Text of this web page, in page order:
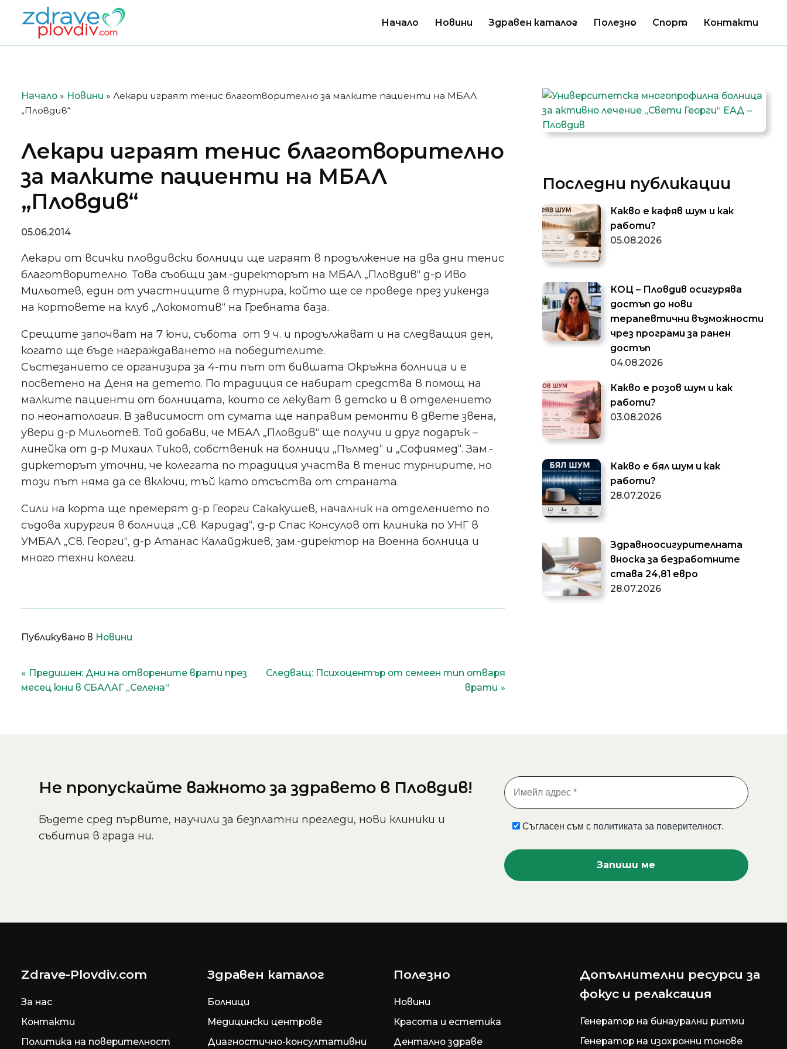
Преминете
към
съдържанието
Начало Новини Здравен каталог Полезно Спорт Контакти
Начало » Новини » Лекари играят тенис благотворително за малките пациенти на МБАЛ
„Пловдив“
Лекари играят тенис благотворително
за малките пациенти на МБАЛ
„Пловдив“
05.06.2014
Лекари от всички пловдивски болници ще играят в продължение на два дни тенис
благотворително. Това съобщи зам.-директорът на МБАЛ „Пловдив“ д-р Иво
Мильотев, един от участниците в турнира, който ще се проведе през уикенда
на кортовете на клуб „Локомотив“ на Гребната база.
Срещите започват на 7 юни, събота от 9 ч. и продължават и на следващия ден,
когато ще бъде награждаването на победителите.
Състезанието се организира за 4-ти път от бившата Окръжна болница и е
посветено на Деня на детето. По традиция се набират средства в помощ на
малките пациенти от болницата, които се лекуват в детско и в отделението
по неонатология. В зависимост от сумата ще направим ремонти в двете звена,
увери д-р Мильотев. Той добави, че МБАЛ „Пловдив“ ще получи и друг подарък –
линейка от д-р Михаил Тиков, собственик на болници „Пълмед“ и „Софиямед“. Зам.-
диркеторът уточни, че колегата по традиция участва в тенис турнирите, но
този път няма да се включи, тъй като отсъства от страната.
Сили на корта ще премерят д-р Георги Сакакушев, началник на отделението по
съдова хирургия в болница „Св. Каридад“, д-р Спас Консулов от клиника по УНГ в
УМБАЛ „Св. Георги“, д-р Атанас Калайджиев, зам.-директор на Военна болница и
много техни колеги.
Публикувано в Новини
Навигация
Предишен: Дни на отворените врати през
месец юни в СБАЛАГ „Селена“
Следващ: Психоцентър от семеен тип отваря
врати
Последни публикации
Какво е кафяв шум и как
работи?
05.08.2026
КОЦ – Пловдив осигурява
достъп до нови
терапевтични възможности
чрез програми за ранен
достъп
04.08.2026
Какво е розов шум и как
работи?
03.08.2026
Какво е бял шум и как
работи?
28.07.2026
Здравноосигурителната
вноска за безработните
става 24,81 евро
28.07.2026
Не пропускайте важното за здравето в Пловдив!
Бъдете сред първите, научили за безплатни прегледи, нови клиники и
събития в града ни.
Съгласен съм с политиката за поверителност.
Zdrave-Plovdiv.com
За нас
Контакти
Политика на поверителност
Здравен каталог
Болници
Медицински центрове
Диагностично-консултативни
Полезно
Новини
Красота и естетика
Дентално здраве
Допълнителни ресурси за
фокус и релаксация
Генератор на бинаурални ритми
Генератор на изохронни тонове